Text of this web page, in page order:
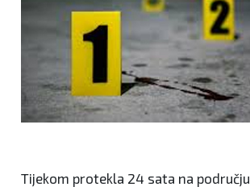
Tijekom protekla 24 sata na području